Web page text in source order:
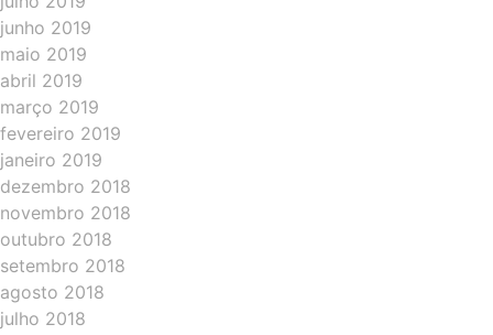
junho 2019
maio 2019
abril 2019
março 2019
fevereiro 2019
janeiro 2019
dezembro 2018
novembro 2018
outubro 2018
setembro 2018
agosto 2018
julho 2018